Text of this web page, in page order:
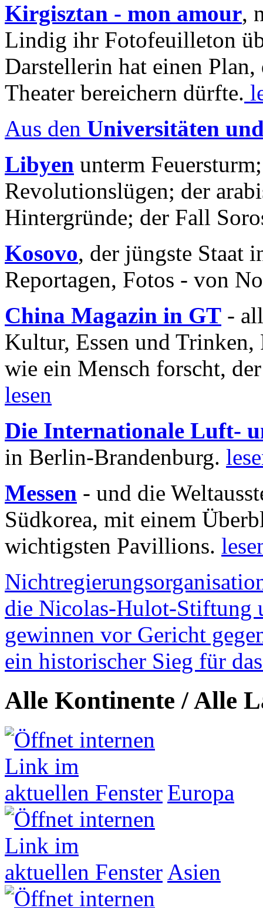
Kirgisztan - mon amour,
Lindig ihr Fotofeuilleton
Darstellerin hat einen Plan,
Theater bereichern dürfte.
Aus den Universitäten
Libyen unterm
Revolutionslügen; der
Hintergründe; der Fall
Kosovo, der jüngste Staat
Reportagen, Fotos - von
China Magazin in GT -
Kultur, Essen und
wie ein Mensch forscht,
lesen
Die Internationale Luft-
in Berlin-Brandenburg.
Messen - und die
Südkorea, mit einem
wichtigsten Pavillions.
die Nicolas-Hulot-Stiftung
gewinnen vor Gericht
ein historischer Sieg für
Alle Kontinente / Alle
Europa
Asien